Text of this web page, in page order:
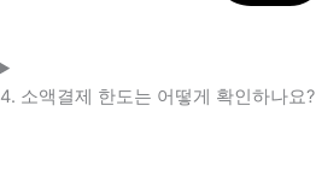
4. 소액결제 한도는 어떻게 확인하나요?